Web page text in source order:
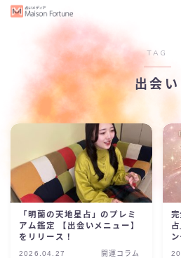
TAG
出会い
「明蘭の天地星占」のプレミ
アム鑑定 【出会いメニュー】
をリリース！
2026.04.27 開運コラム